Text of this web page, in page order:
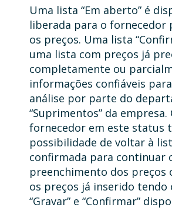
Uma lista “Em aberto” é
liberada para o fornecedor
os preços. Uma lista
uma lista com preços já
completamente ou
informações confiáveis
análise por parte do
“Suprimentos” da empresa.
fornecedor em este status
possibilidade de voltar à
confirmada para continuar
preenchimento dos preços
os preços já inserido tendo
“Gravar” e “Confirmar”